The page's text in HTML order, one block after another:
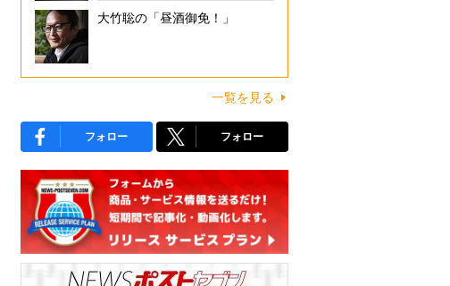
大竹聡の「昼酒御免！」
一覧を見る
フォロー フォロー